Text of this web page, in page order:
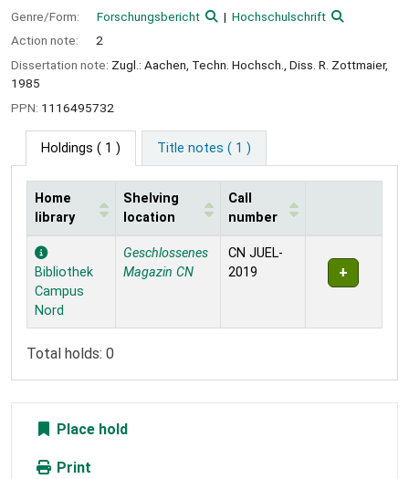
Genre/Form:
Forschungsbericht
Hochschulschrift
Action note:
2
Dissertation note: Zugl.: Aachen, Techn. Hochsch., Diss. R. Zottmaier,
1985
PPN: 1116495732
Holdings ( 1 ) Title notes ( 1 )
Holdings
Home
library
Shelving
location
Call
number
Bibliothek
Campus
Nord
Geschlossenes
Magazin CN
CN JUEL-
2019
Total holds: 0
Place hold
Print